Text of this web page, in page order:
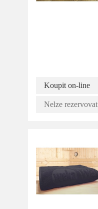
Koupit on-line
Nelze rezervovat